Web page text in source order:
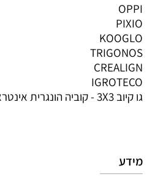
OPPI
PIXIO
KOOGLO
TRIGONOS
CREALIGN
IGROTECO
גו קיוב 3X3 - קוביה הונגרית אינטראקטיבית
מידע